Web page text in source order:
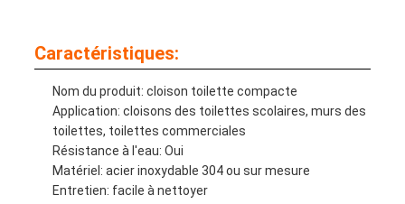
Caractéristiques:
Nom du produit: cloison toilette compacte
Application: cloisons des toilettes scolaires, murs des
toilettes, toilettes commerciales
Résistance à l'eau: Oui
Matériel: acier inoxydable 304 ou sur mesure
Entretien: facile à nettoyer